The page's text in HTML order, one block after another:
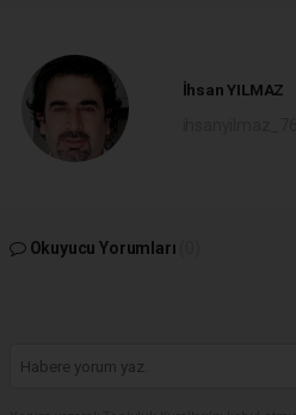
İhsan YILMAZ
Okuyucu Yorumları